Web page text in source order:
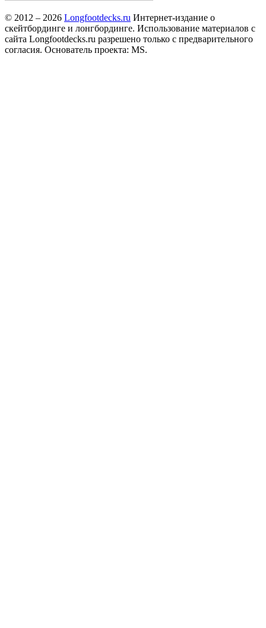
© 2012 – 2026 Longfootdecks.ru Интернет-издание о
скейтбординге и лонгбординге. Использование материалов с
сайта Longfootdecks.ru разрешено только с предварительного
согласия. Основатель проекта: MS.